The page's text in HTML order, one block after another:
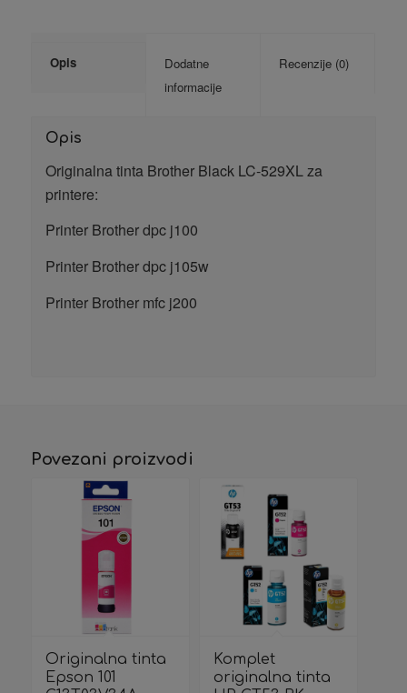
Opis
Dodatne
informacije
Recenzije (0)
Opis
Originalna tinta Brother Black LC-529XL za
printere:
Printer Brother dpc j100
Printer Brother dpc j105w
Printer Brother mfc j200
Povezani proizvodi
Originalna tinta
Epson 101
Komplet
originalna tinta